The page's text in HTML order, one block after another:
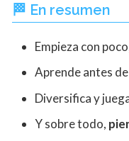
🏁 En resumen
Empieza con
Aprende antes
Diversifica y
Y sobre todo,